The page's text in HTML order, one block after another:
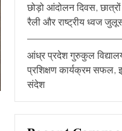
छोड़ो आंदोलन दिवस,
रैली और राष्ट्रीय ध्वज
आंध्र प्रदेश गुरुकुल
प्रशिक्षण कार्यक्रम सफल,
संदेश